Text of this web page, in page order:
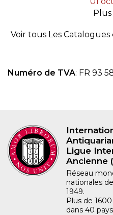
Plus
Voir tous Les Catalogues
Numéro de TVA: FR 93
Ligue
Ancienne
Réseau
nationales
1949.
Plus de
dans 40